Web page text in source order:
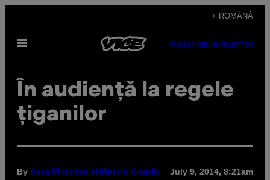
content
+ ROMÂNĂ
Open
SUBSCRIBENEWSLETTER
În audiență la regele
țiganilor
By Sara Winston și Martin Krupik July 9, 2014, 8:21am